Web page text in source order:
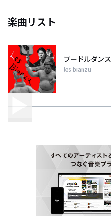
楽曲リスト
プードルダンス
les bianzu